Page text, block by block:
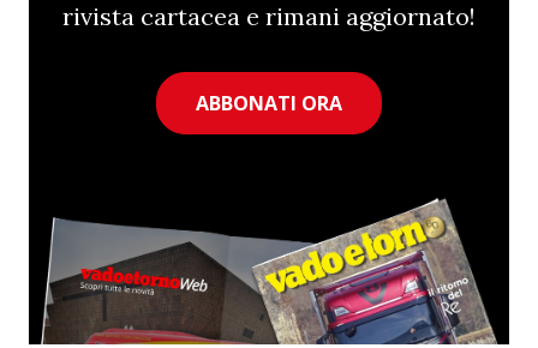
rivista cartacea e rimani aggiornato!
ABBONATI ORA